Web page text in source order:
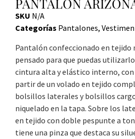
PANTALON
SKU N/A
Categorías Pantalones,
Pantalón confeccionado en tejido
pensado para que puedas
cintura alta y elástico interno, con
partir de un volado en tejido
bolsillos laterales y bolsillos
niquelado en la tapa. Sobre los
en tejido con doble pespunte a
tiene una pinza que destaca su